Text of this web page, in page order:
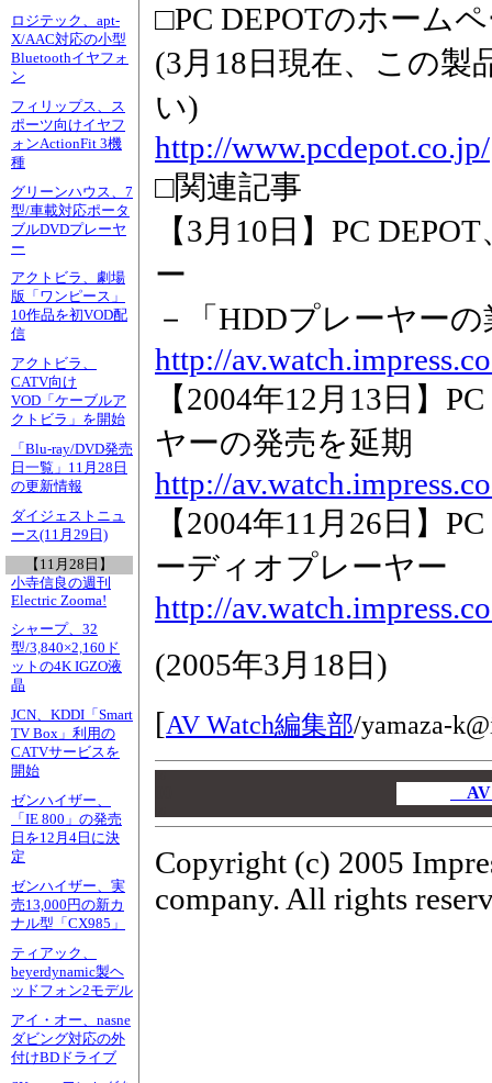
ロジテック、apt-
X/AAC対応の小型
Bluetoothイヤフォ
ン
フィリップス、ス
ポーツ向けイヤフ
ォンActionFit 3機
種
グリーンハウス、7
型/車載対応ポータ
ブルDVDプレーヤ
ー
アクトビラ、劇場
版「ワンピース」
10作品を初VOD配
信
アクトビラ、
CATV向け
VOD「ケーブルア
クトビラ」を開始
「Blu-ray/DVD発売
日一覧」11月28日
の更新情報
ダイジェストニュ
ース(11月29日)
【11月28日】
小寺信良の週刊
Electric Zooma!
シャープ、32
型/3,840×2,160ド
ットの4K IGZO液
晶
JCN、KDDI「Smart
TV Box」利用の
CATVサービスを
開始
ゼンハイザー、
「IE 800」の発売
日を12月4日に決
定
ゼンハイザー、実
売13,000円の新カ
ナル型「CX985」
ティアック、
beyerdynamic製ヘ
ッドフォン2モデル
アイ・オー、nasne
ダビング対応の外
付けBDドライブ
□PC DEPOTのホーム
(3月18日現在、この製
い)
http://www.pcdepot.co.jp/
□関連記事
【3月10日】PC
ー
－「HDDプレーヤー
http://
【2004年12月13日】
ヤーの発売を延期
http://
【2004年11月26日】
ーディオプレーヤー
http://
(2005年3月18日 )
[AV Watch編集部/yamaza-
AV
Copyright (c) 2005
company. All rights